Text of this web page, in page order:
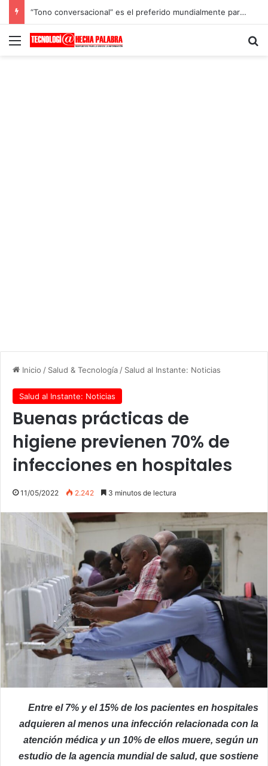
“Tono conversacional” es el preferido mundialmente para las comunicaciones con los clientes
Menú
Inicio / Salud & Tecnología / Salud al Instante: Noticias
Salud al Instante: Noticias
Buenas prácticas de
higiene previenen 70% de
infecciones en hospitales
11/05/2022 2.242 3 minutos de lectura
Entre el 7% y el 15% de los pacientes en hospitales
adquieren al menos una infección relacionada con la
atención médica y un 10% de ellos muere, según un
estudio de la agencia mundial de salud, que sostiene